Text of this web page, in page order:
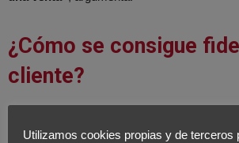
¿Cómo se consigue
cliente?
A un cliente se le
Utilizamos cookies propias y de terceros